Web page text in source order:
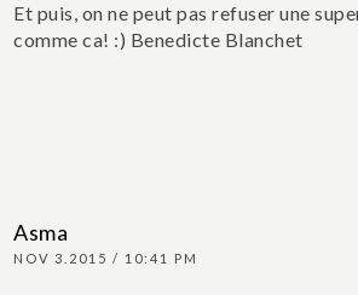
Et puis, on ne peut pas refuser une
comme ca! :) Benedicte Blanchet
Asma
NOV 3.2015 / 10:41 PM